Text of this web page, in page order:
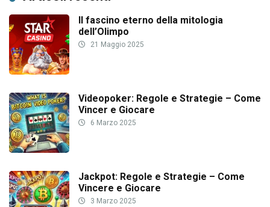
Il fascino eterno della mitologia
dell’Olimpo
21 Maggio 2025
Videopoker: Regole e Strategie – Come
Vincer e Giocare
6 Marzo 2025
Jackpot: Regole e Strategie – Come
Vincere e Giocare
3 Marzo 2025